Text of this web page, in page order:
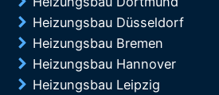
Heizungsbau Düsseldorf
Heizungsbau Bremen
Heizungsbau Hannover
Heizungsbau Leipzig